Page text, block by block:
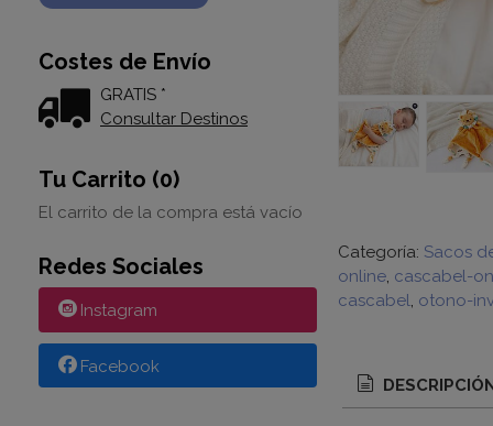
Costes de Envío
GRATIS *
Consultar Destinos
Tu Carrito (0)
El carrito de la compra está vacío
Redes Sociales
Instagram
Facebook
Categoría: Sacos
online cascabel-
cascabel otono-